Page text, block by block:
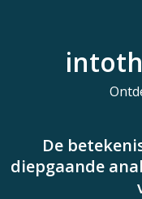
De
diepgaande